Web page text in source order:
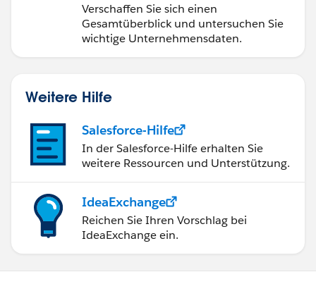
Verschaffen Sie sich einen
Gesamtüberblick und untersuchen Sie
wichtige Unternehmensdaten.
Weitere Hilfe
Salesforce-Hilfe
In der Salesforce-Hilfe erhalten Sie
weitere Ressourcen und Unterstützung.
IdeaExchange
Reichen Sie Ihren Vorschlag bei
IdeaExchange ein.